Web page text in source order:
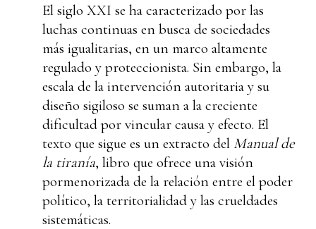
El siglo XXI se ha caracterizado por las
luchas continuas en busca de sociedades
más igualitarias, en un marco altamente
regulado y proteccionista. Sin embargo, la
escala de la intervención autoritaria y su
diseño sigiloso se suman a la creciente
dificultad por vincular causa y efecto. El
texto que sigue es un extracto del Manual de
la tiranía, libro que ofrece una visión
pormenorizada de la relación entre el poder
político, la territorialidad y las crueldades
sistemáticas.